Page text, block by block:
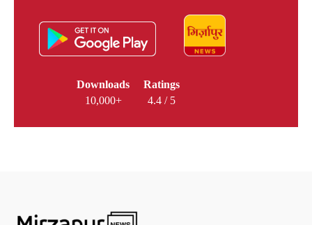
Downloads
10,000+
Ratings
4.4 / 5